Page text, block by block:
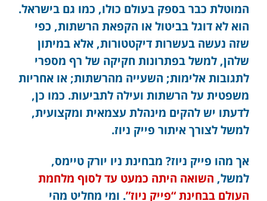
המוטלת כבר בספק בעולם כולו, כמו גם בישראל.
הוא לא דוגל בביטול או הקפאת הרשתות, כפי
שזה נעשה בעשרות דיקטטורות, אלא במיתון
שלהן, למשל בפתרונות חקיקה של רף מספרי
לתגובות אלימות; השעייה מהרשתות; או אחריות
משפטית על הרשתות ועילה לתביעות. כמו כן,
לדעתו יש להקים מינהלת עצמאית ומקצועית,
למשל לצורך איתור פייק ניוז.
אך מהו פייק ניוז? מבחינת ניו יורק טיימס,
למשל, השואה היתה כמעט עד לסוף מלחמת
העולם בבחינת “פייק ניוז”. ומי מחליט מהי